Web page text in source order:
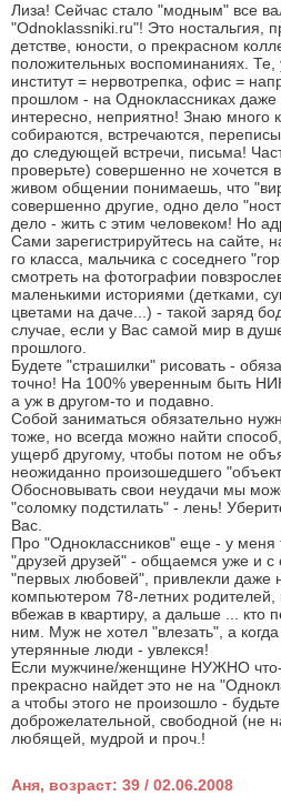
Лиза! Сейчас стало "модным" все
"Odnoklassniki.ru"! Это ностальгия,
детстве, юности, о прекрасном
положительных воспоминаниях. Те,
институт = нервотрепка, офис =
прошлом - на Одноклассниках
интересно, неприятно! Знаю много
собираются, встречаются,
до следующей встречи, письма!
проверьте) совершенно не хочется
живом общении понимаешь, что
совершенно другие, одно дело
дело - жить с этим человеком! Но
Сами зарегистрируйтесь на сайте,
го класса, мальчика с соседнего
смотреть на фотографии
маленькими историями (детками,
цветами нa даче...) - такой заряд
случае, если у Вас самой мир в
прошлого.
Будете "страшилки" рисовать -
точно! На 100% уверенным быть
а уж в другом-то и подавно.
Собой заниматься обязательно
тоже, но всегда можно найти
ущерб другому, чтобы потом не
неожиданно произошедшего
Обосновывать свои неудачи мы
"соломку подстилать" - лень!
Вас.
Про "Одноклассников" еще - у меня
"друзей друзей" - общаемся уже и с
"первых любовей", привлекли даже
компьютером 78-летних
вбежав в квартиру, а дальше ... кто
ним. Муж не хотел "влезать", а
утерянные люди - увлекся!
Если мужчине/женщине НУЖНО
прекрасно найдет это не на
а чтобы этого не произошло -
доброжелательной, свободной (не
любящей, мудрой и проч.!
Аня, возраст: 39 / 02.06.2008